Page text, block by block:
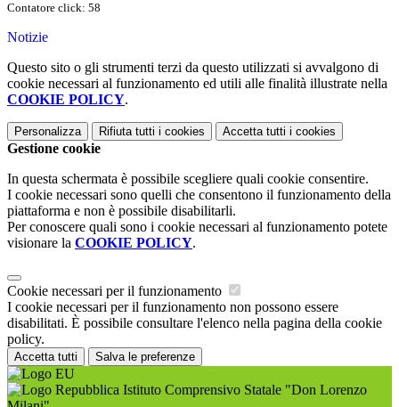
Contatore click: 58
Notizie
Questo sito o gli strumenti terzi da questo utilizzati si avvalgono di
cookie necessari al funzionamento ed utili alle finalità illustrate nella
COOKIE POLICY.
Personalizza Rifiuta tutti i cookies Accetta tutti i cookies
Gestione cookie
In questa schermata è possibile scegliere quali cookie consentire.
I cookie necessari sono quelli che consentono il funzionamento della
piattaforma e non è possibile disabilitarli.
Per conoscere quali sono i cookie necessari al funzionamento potete
visionare la COOKIE POLICY.
Cookie necessari per il funzionamento
I cookie necessari per il funzionamento non possono essere
disabilitati. È possibile consultare l'elenco nella pagina della cookie
policy.
Accetta tutti Salva le preferenze
Istituto Comprensivo Statale "Don Lorenzo